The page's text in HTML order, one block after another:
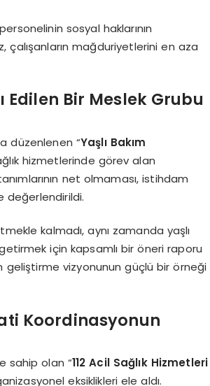
sosyal haklarının
çalışanların mağduriyetlerini en aza
Edilen Bir Meslek Grubu
düzenlenen “Yaşlı Bakım
hizmetlerinde görev alan
net olmaması, istihdam
değerlendirildi.
kalmadı, aynı zamanda yaşlı
için kapsamlı bir öneri raporu
geliştirme vizyonunun güçlü bir örneği
Koordinasyonun
sahip olan “112 Acil Sağlık Hizmetleri
eksiklikleri ele aldı.